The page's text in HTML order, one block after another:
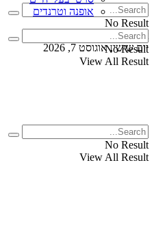
No Result
View All Result
יום שישי, אוגוסט 7, 2026
אופנה וטרנדים
No Result
View All Result
No Result
View All Result